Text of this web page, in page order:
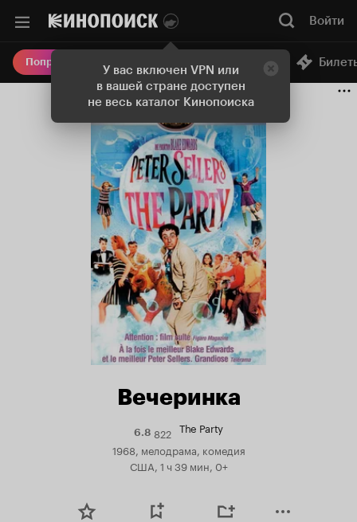
У вас включен VPN или
в вашей стране доступен
не весь каталог Кинопоиска
Войти
Попробовать Плюс Онлайн-кинотеатр
Вечеринка
6.8Рейтинг
822 The Party
1968, мелодрама, комедия
США, 1 ч 39 мин, 0+